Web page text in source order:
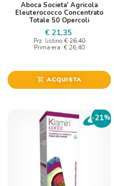
Aboca Societa' Agricola
Eleuterococco Concentrato
Totale 50 Opercoli
€ 21,35
Prz. listino € 26,40
Prima era € 26,40
shopping_cart ACQUISTA
-21%